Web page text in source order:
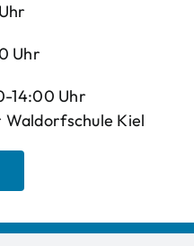
Uhr
14:00 Uhr
Kiel